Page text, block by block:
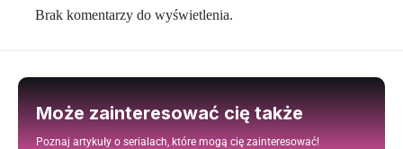
Brak komentarzy do wyświetlenia.
Może zainteresować cię także
Poznaj artykuły o serialach, które mogą cię zainteresować!